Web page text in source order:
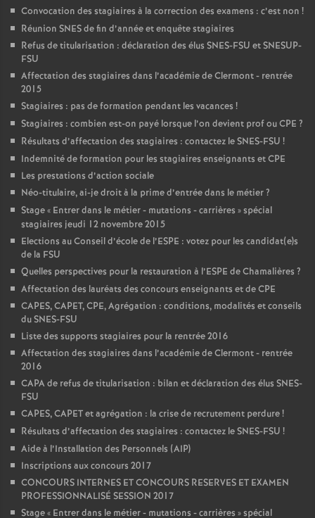
Convocation des stagiaires à la correction des examens : c’est non !
Réunion SNES de fin d’année et enquête stagiaires
Refus de titularisation : déclaration des élus SNES-FSU et SNESUP-
FSU
Affectation des stagiaires dans l’académie de Clermont - rentrée
2015
Stagiaires : pas de formation pendant les vacances !
Stagiaires : combien est-on payé lorsque l’on devient prof ou CPE ?
Résultats d’affectation des stagiaires : contactez le SNES-FSU !
Indemnité de formation pour les stagiaires enseignants et CPE
Les prestations d’action sociale
Néo-titulaire, ai-je droit à la prime d’entrée dans le métier?
Stage « Entrer dans le métier - mutations - carrières » spécial
stagiaires jeudi 12 novembre 2015
Elections au Conseil d’école de l’ESPE : votez pour les candidat(e)s
de la FSU
Quelles perspectives pour la restauration à l’ESPE de Chamalières ?
Affectation des lauréats des concours enseignants et de CPE
CAPES, CAPET, CPE, Agrégation : conditions, modalités et conseils
du SNES-FSU
Liste des supports stagiaires pour la rentrée 2016
Affectation des stagiaires dans l’académie de Clermont - rentrée
2016
CAPA de refus de titularisation : bilan et déclaration des élus SNES-
FSU
CAPES, CAPET et agrégation : la crise de recrutement perdure!
Résultats d’affectation des stagiaires : contactez le SNES-FSU !
Aide à l’Installation des Personnels (AIP)
Inscriptions aux concours 2017
CONCOURS INTERNES ET CONCOURS RESERVES ET EXAMEN
PROFESSIONNALISÉ SESSION 2017
Stage « Entrer dans le métier - mutations - carrières » spécial